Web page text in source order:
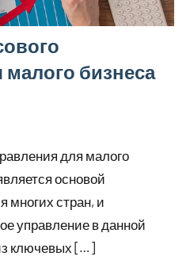
бизнеса
для малого
основой
многих стран, и
управление в данной
ключевых […]